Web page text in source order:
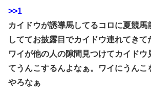
>>1
カイドウが誘導馬してるコロに夏競馬
しててお披露目でカイドウ連れてきて
ワイが他の人の隙間見つけてカイドウ
てうんこするんよなぁ。ワイにうんこ
やろなぁ